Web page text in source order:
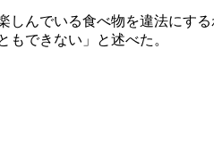
んでいる食べ物を違法にす
できない」と述べた。